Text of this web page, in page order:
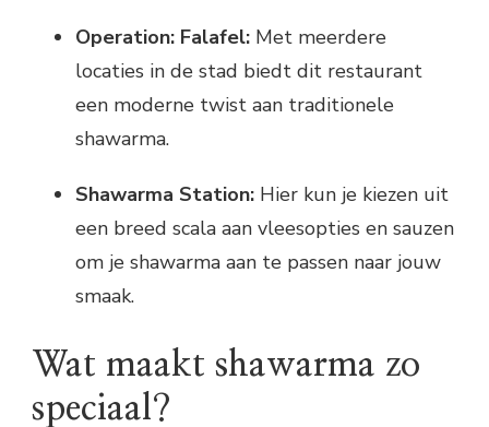
Operation: Falafel: Met meerdere
locaties in de stad biedt dit restaurant
een moderne twist aan traditionele
shawarma.
Shawarma Station: Hier kun je kiezen uit
een breed scala aan vleesopties en sauzen
om je shawarma aan te passen naar jouw
smaak.
Wat maakt shawarma zo
speciaal?